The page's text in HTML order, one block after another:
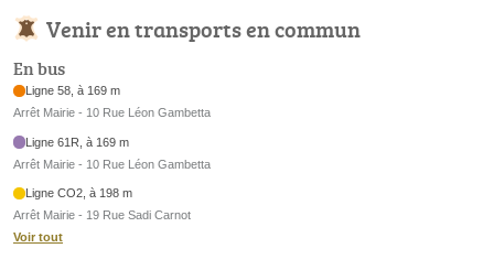
Venir en transports en commun
En bus
Ligne 58, à 169 m
Arrêt Mairie - 10 Rue Léon Gambetta
Ligne 61R, à 169 m
Arrêt Mairie - 10 Rue Léon Gambetta
Ligne CO2, à 198 m
Arrêt Mairie - 19 Rue Sadi Carnot
Voir tout